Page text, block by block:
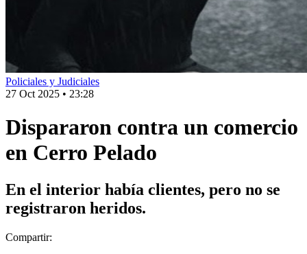
Policiales y Judiciales
27 Oct 2025 • 23:28
Dispararon contra un comercio
en Cerro Pelado
En el interior había clientes, pero no se
registraron heridos.
Compartir: